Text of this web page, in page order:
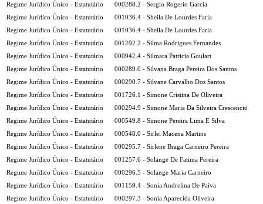
Regime Jurídico Único - Estatutário
000288.2 - Sergio Rogerio Garcia
Regime Jurídico Único - Estatutário
001036.4 - Sheila De Lourdes Faria
Regime Jurídico Único - Estatutário
001036.4 - Sheila De Lourdes Faria
Regime Jurídico Único - Estatutário
001292.2 - Silma Rodrigues Fernandes
Regime Jurídico Único - Estatutário
000942.4 - Silmara Patricia Goulart
Regime Jurídico Único - Estatutário
000289.0 - Silvana Braga Pereira Dos Santos
Regime Jurídico Único - Estatutário
000290.7 - Silvane Carvalho Dos Santos
Regime Jurídico Único - Estatutário
001726.1 - Simone Cristina De Oliveira
Regime Jurídico Único - Estatutário
000294.9 - Simone Maria Da Silveira Crescencio
Regime Jurídico Único - Estatutário
000549.8 - Simone Pereira Lima E Silva
Regime Jurídico Único - Estatutário
000548.0 - Sirlei Macena Martins
Regime Jurídico Único - Estatutário
000295.7 - Sirlene Braga Carneiro Pereira
Regime Jurídico Único - Estatutário
001257.6 - Solange De Fatima Pereira
Regime Jurídico Único - Estatutário
000296.5 - Solange Maria Carneiro
Regime Jurídico Único - Estatutário
001159.4 - Sonia Andrelina De Paiva
Regime Jurídico Único - Estatutário
000297.3 - Sonia Aparecida Oliveira